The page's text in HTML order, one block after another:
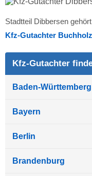
Stadtteil Dibbersen
Kfz-Gutachter
Kfz-Gutachter
Baden-Württemberg
Bayern
Berlin
Brandenburg